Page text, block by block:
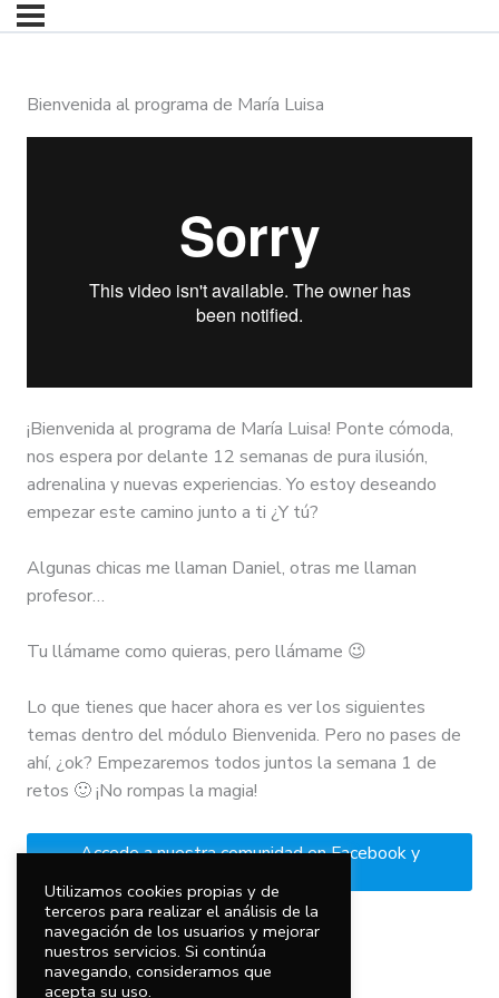
Bienvenida al programa de María Luisa
¡Bienvenida al programa de María Luisa! Ponte cómoda,
nos espera por delante 12 semanas de pura ilusión,
adrenalina y nuevas experiencias. Yo estoy deseando
empezar este camino junto a ti ¿Y tú?
Algunas chicas me llaman Daniel, otras me llaman
profesor…
Tu llámame como quieras, pero llámame 😉
Lo que tienes que hacer ahora es ver los siguientes
temas dentro del módulo Bienvenida. Pero no pases de
ahí, ¿ok? Empezaremos todos juntos la semana 1 de
retos 🙂 ¡No rompas la magia!
Accede a nuestra comunidad en Facebook y
Utilizamos cookies propias y de
terceros para realizar el análisis de la
navegación de los usuarios y mejorar
nuestros servicios. Si continúa
navegando, consideramos que
acepta su uso.